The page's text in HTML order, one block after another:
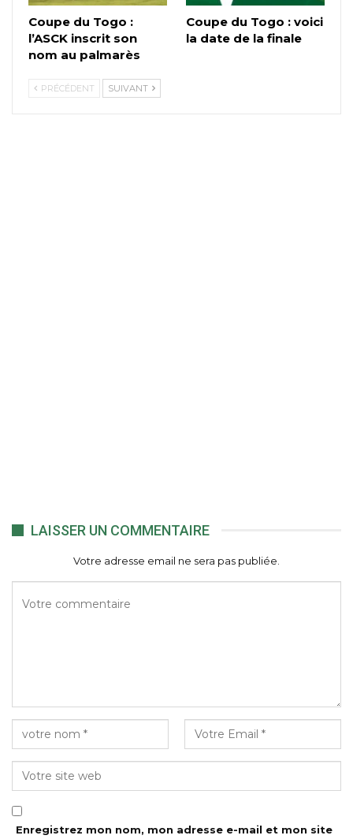
Coupe du Togo :
l’ASCK inscrit son
nom au palmarès
Coupe du Togo : voici
la date de la finale
PRÉCÉDENT SUIVANT
LAISSER UN COMMENTAIRE
Votre adresse email ne sera pas publiée.
Enregistrez mon nom, mon adresse e-mail et mon site